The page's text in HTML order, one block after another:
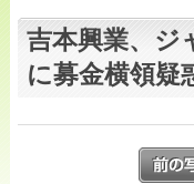
吉本興業、ジ
に募金横領疑